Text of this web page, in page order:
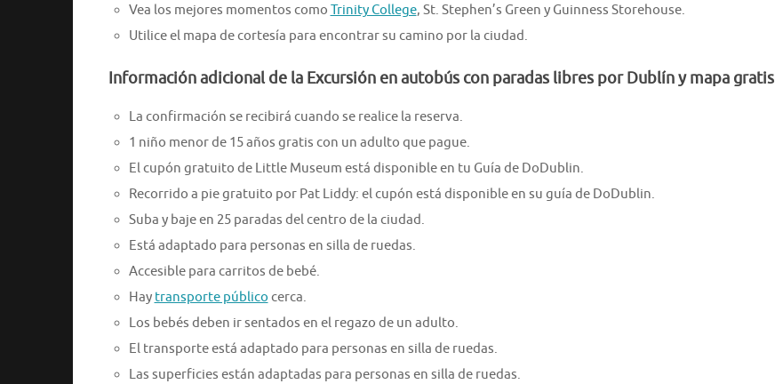
Vea los mejores momentos como Trinity College, St. Stephen’s Green y Guinness Storehouse.
Utilice el mapa de cortesía para encontrar su camino por la ciudad.
Información adicional de la Excursión en autobús con paradas libres por Dublín y mapa gratis
La confirmación se recibirá cuando se realice la reserva.
1 niño menor de 15 años gratis con un adulto que pague.
El cupón gratuito de Little Museum está disponible en tu Guía de DoDublin.
Recorrido a pie gratuito por Pat Liddy: el cupón está disponible en su guía de DoDublin.
Suba y baje en 25 paradas del centro de la ciudad.
Está adaptado para personas en silla de ruedas.
Accesible para carritos de bebé.
Hay transporte público cerca.
Los bebés deben ir sentados en el regazo de un adulto.
El transporte está adaptado para personas en silla de ruedas.
Las superficies están adaptadas para personas en silla de ruedas.